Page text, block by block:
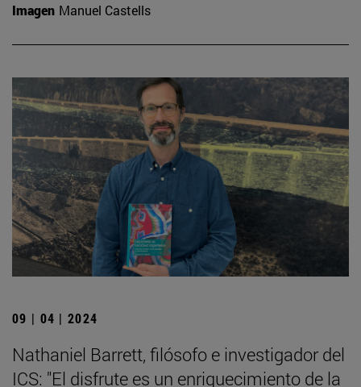
Imagen Manuel Castells
09 | 04 | 2024
Nathaniel Barrett, filósofo e investigador del
ICS: "El disfrute es un enriquecimiento de la